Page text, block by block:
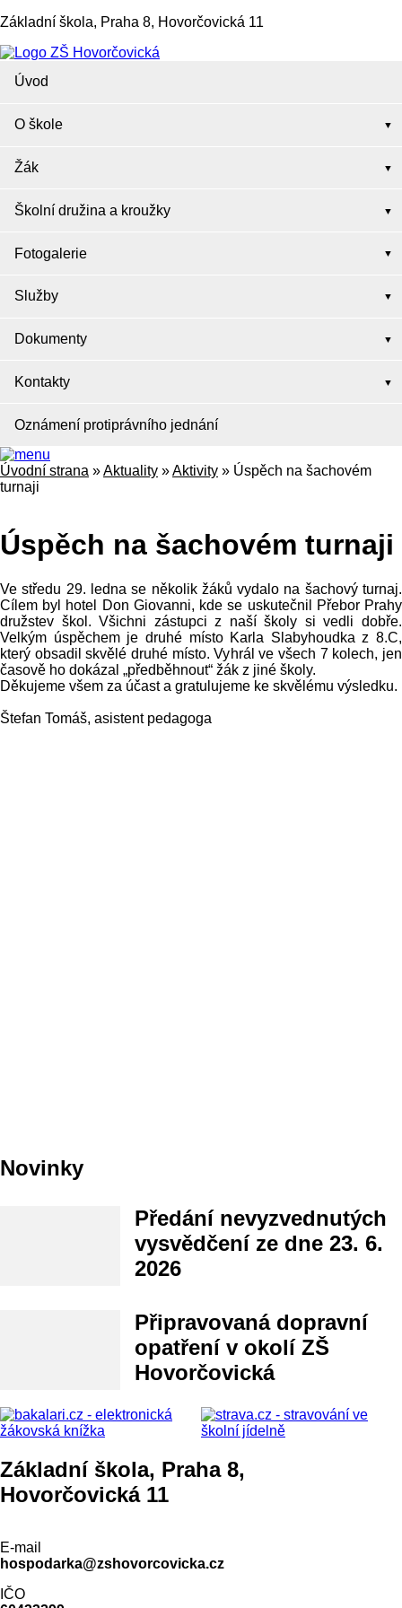
Základní škola, Praha 8, Hovorčovická 11
Úvod
O škole
Žák
Školní družina a kroužky
Fotogalerie
Služby
Dokumenty
Kontakty
Oznámení protiprávního jednání
Úvodní strana »Aktuality »Aktivity » Úspěch na šachovém
turnaji
Úspěch na šachovém turnaji
Ve středu 29. ledna se několik žáků vydalo na šachový turnaj.
Cílem byl hotel Don Giovanni, kde se uskutečnil Přebor Prahy
družstev škol. Všichni zástupci z naší školy si vedli dobře.
Velkým úspěchem je druhé místo Karla Slabyhoudka z 8.C,
který obsadil skvělé druhé místo. Vyhrál ve všech 7 kolech, jen
časově ho dokázal „předběhnout“ žák z jiné školy.
Děkujeme všem za účast a gratulujeme ke skvělému výsledku.
Štefan Tomáš, asistent pedagoga
Novinky
Předání nevyzvednutých
vysvědčení ze dne 23. 6.
2026
Připravovaná dopravní
opatření v okolí ZŠ
Hovorčovická
Základní škola, Praha 8,
Hovorčovická 11
E-mail
hospodarka@zshovorcovicka.cz
IČO